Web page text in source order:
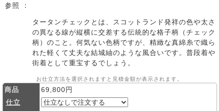
参照 ：
タータンチェックとは、スコットランド発祥の色や太さ
の異なる線が縦横に交差する伝統的な格子柄（チェック
柄）のこと。何気ない色柄ですが、精緻な真綿糸で織ら
れた軽くて丈夫な結城紬のような風合いです。普段着や
街着として重宝するでしょう。
お仕立方法を選択されますと見積金額が表示されます。
商品
69,800円
仕立